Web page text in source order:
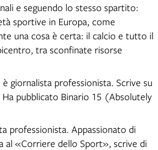
e seguendo lo stesso spartito:
sportive in Europa, come
una cosa è certa: il calcio e tutto il
tra sconfinate risorse
giornalista professionista. Scrive su
pubblicato Binario 15 (Absolutely
professionista. Appassionato di
al «Corriere dello Sport», scrive di